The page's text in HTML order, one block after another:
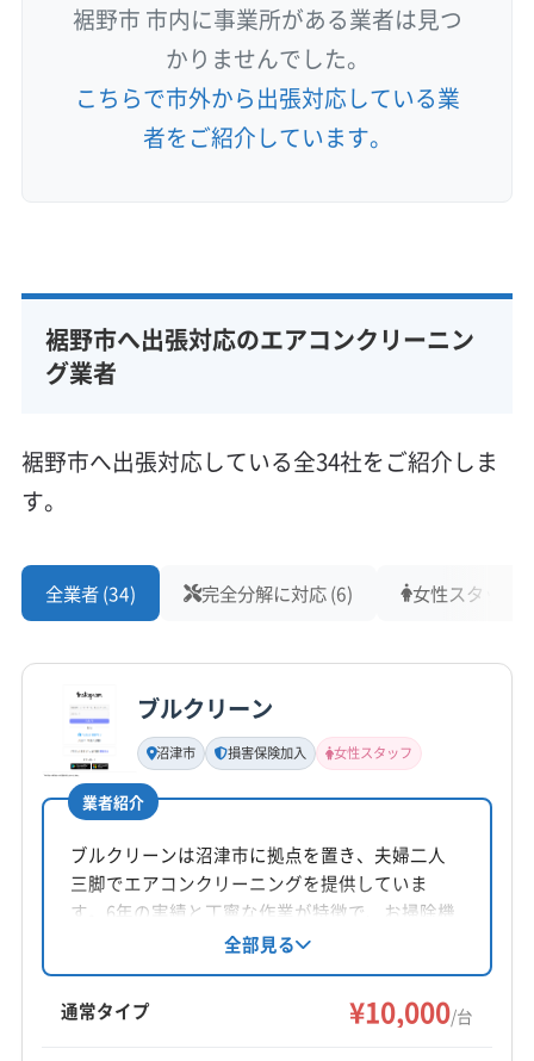
裾野市 市内に事業所がある業者は見つ
かりませんでした。
こちらで市外から出張対応している業
者をご紹介しています。
裾野市へ出張対応のエアコンクリーニン
グ業者
裾野市へ出張対応している全34社をご紹介しま
す。
全業者 (34) 完全分解に対応 (6) 女性スタッフ
ブルクリーン
沼津市 損害保険加入 女性スタッフ
業者紹介
ブルクリーンは沼津市に拠点を置き、夫婦二人
三脚でエアコンクリーニングを提供していま
す。6年の実績と丁寧な作業が特徴で、お掃除機
能付きエアコンや消臭抗菌コートにも対応。土
日祝日も営業し、女性スタッフも在籍してお
り、ペットや子供がいる家庭でも安心です。損
害保険加入済みで、丁寧なコミュニケーション
全部見る
通常タイプ ¥10,000/台